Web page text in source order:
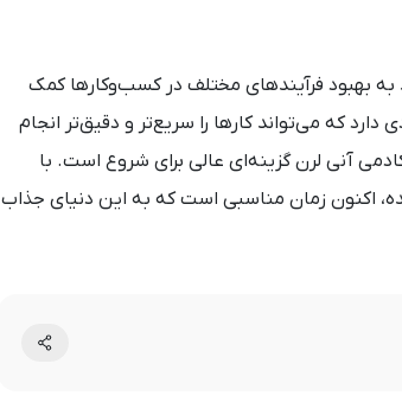
بهبود فرآیندهای مختلف در کسب‌وکارها کمک
دارد که می‌تواند کارها را سریع‌تر و دقیق‌تر انجام
آنی لرن گزینه‌ای عالی برای شروع است. با
اکنون زمان مناسبی است که به این دنیای جذاب